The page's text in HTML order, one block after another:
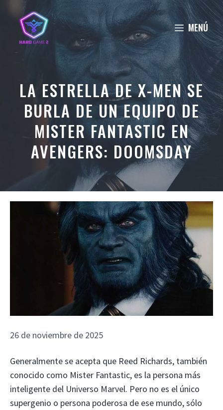
contenido
MENÚ
LA ESTRELLA DE X-MEN SE
BURLA DE UN EQUIPO DE
MISTER FANTASTIC EN
AVENGERS: DOOMSDAY
26 de noviembre de 2025
Generalmente se acepta que Reed Richards, también
conocido como Mister Fantastic, es la persona más
inteligente del Universo Marvel. Pero no es el único
supergenio o persona poderosa de ese mundo, sólo